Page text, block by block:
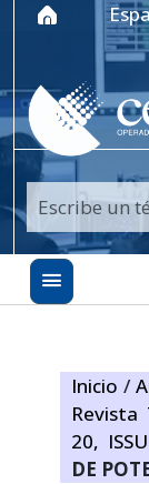
Ir al menú de
Ir al contenido
Ir al pie de
Inicio /
Revista
20,
DE